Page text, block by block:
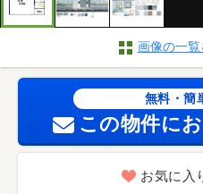
画像の一覧
無料・簡
この物件に
お気に入